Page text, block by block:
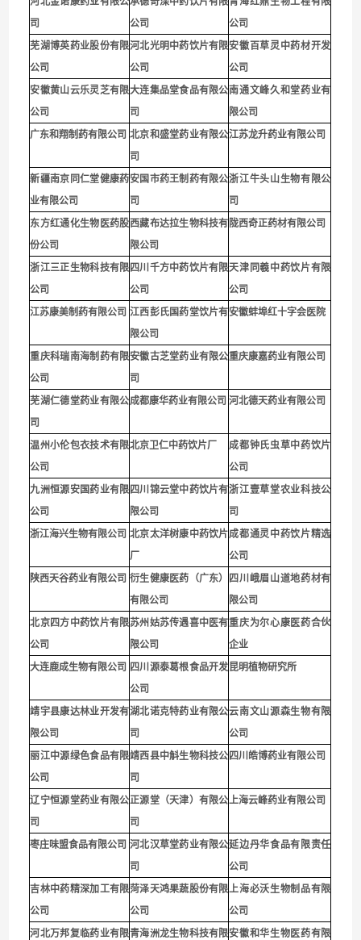
司
公司
公司
芜湖博英药业股份有限
公司
河北光明中药饮片有限
公司
安徽百草灵中药材开发
公司
安徽黄山云乐灵芝有限
公司
大连集品堂食品有限公
司
南通文峰久和堂药业有
限公司
广东和翔制药有限公司 北京和盛堂药业有限公
司
江苏龙升药业有限公司
新疆南京同仁堂健康药
业有限公司
安国市药王制药有限公
司
浙江牛头山生物有限公
司
东方红通化生物医药股
份公司
西藏布达拉生物科技有
限公司
陇西奇正药材有限公司
浙江三正生物科技有限
公司
四川千方中药饮片有限
公司
天津同羲中药饮片有限
公司
江苏康美制药有限公司 江西彭氏国药堂饮片有
限公司
安徽蚌埠红十字会医院
重庆科瑞南海制药有限
公司
安徽古芝堂药业有限公
司
重庆康嘉药业有限公司
芜湖仁德堂药业有限公
司
成都康华药业有限公司 河北德天药业有限公司
温州小伦包衣技术有限
公司
北京卫仁中药饮片厂
成都钟氏虫草中药饮片
公司
九洲恒源安国药业有限
公司
四川锦云堂中药饮片有
限公司
浙江壹草堂农业科技公
司
浙江海兴生物有限公司 北京太洋树康中药饮片
厂
成都通灵中药饮片精选
公司
陕西天谷药业有限公司 衍生健康医药（广东）
有限公司
四川峨眉山道地药材有
限公司
北京四方中药饮片有限
公司
苏州姑苏传遇喜中医有
限公司
重庆为尔心康医药合伙
企业
大连鹿成生物有限公司 四川源泰葛根食品开发
公司
昆明植物研究所
靖宇县康达林业开发有
限公司
湖北诺克特药业有限公
司
云南文山源森生物有限
公司
丽江中源绿色食品有限
公司
靖西县中斛生物科技公
司
四川皓博药业有限公司
辽宁恒源堂药业有限公
司
正源堂（天津）有限公
司
上海云峰药业有限公司
枣庄味盟食品有限公司 河北汉草堂药业有限公
司
延边丹华食品有限责任
公司
吉林中药精深加工有限
公司
菏泽天鸿果蔬股份有限
公司
上海必沃生物制品有限
公司
河北万邦复临药业有限青海洲龙生物科技有限安徽和华生物医药有限